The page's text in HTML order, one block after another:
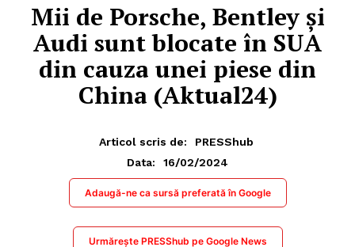
Mii de Porsche, Bentley și
Audi sunt blocate în SUA
din cauza unei piese din
China (Aktual24)
Articol scris de:
PRESShub
Data:
16/02/2024
Adaugă-ne ca sursă preferată în Google
Urmărește PRESShub pe Google News